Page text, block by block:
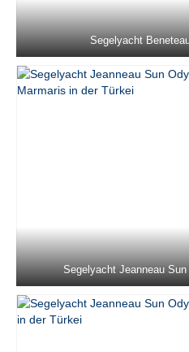
Marmaris in der
Jeanneau Sun
Dufour 390
Jeanneau Sun
Marmaris in der
Jeanneau Sun
Marmaris in der
Segelyacht
Segelyacht Jeanneau